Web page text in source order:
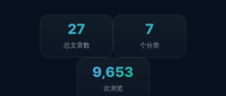
27
总文章数
7
个分类
9,653
次浏览